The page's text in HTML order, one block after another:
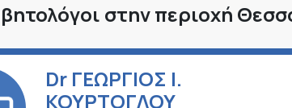
στην περιοχή
Dr ΓΕΩΡΓΙΟΣ Ι.
ΚΟΥΡΤΟΓΛΟΥ